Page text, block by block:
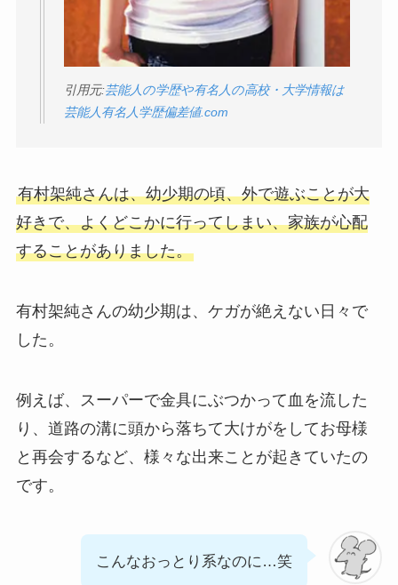
引用元:芸能人の学歴や有名人の高校・大学情報は
芸能人有名人学歴偏差値.com
有村架純さんは、幼少期の頃、外で遊ぶことが大
好きで、よくどこかに行ってしまい、家族が心配
することがありました。
有村架純さんの幼少期は、ケガが絶えない日々で
した。
例えば、スーパーで金具にぶつかって血を流した
り、道路の溝に頭から落ちて大けがをしてお母様
と再会するなど、様々な出来ことが起きていたの
です。
こんなおっとり系なのに…笑